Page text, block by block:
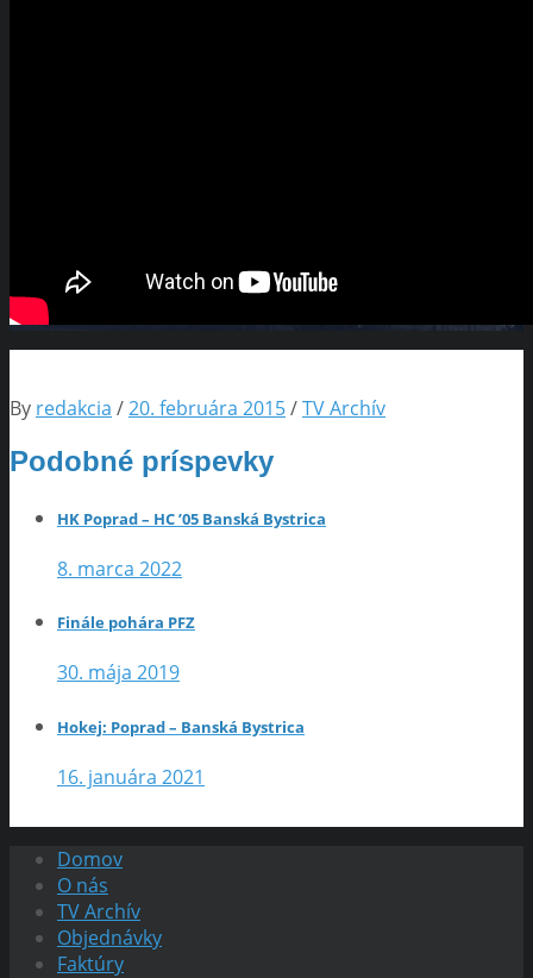
By redakcia /20. februára 2015/TV Archív
Podobné príspevky
HK Poprad – HC ’05 Banská Bystrica
8. marca 2022
Finále pohára PFZ
30. mája 2019
Hokej: Poprad – Banská Bystrica
16. januára 2021
Domov
O nás
TV Archív
Objednávky
Faktúry